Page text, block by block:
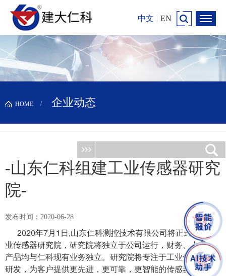
中文 | EN
HOME 企业动态
-山东仁科组建工业传感器研究
院-
发布时间：2020-06-28
2020年7月1日,山东仁科测控技术有限公司将正式成立工
业传感器研究院，研究院将独立于公司运行，财务、人员、
产品均与仁科现有业务独立。研究院将专注于工业传感器的
研发，为客户提供更先进，更可靠，更智能的传感器，在为